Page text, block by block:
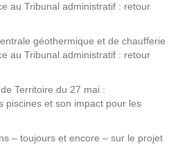
au Tribunal administratif : retour
géothermique et de chaufferie
au Tribunal administratif : retour
Territoire du 27 mai :
piscines et son impact pour les
– toujours et encore – sur le projet